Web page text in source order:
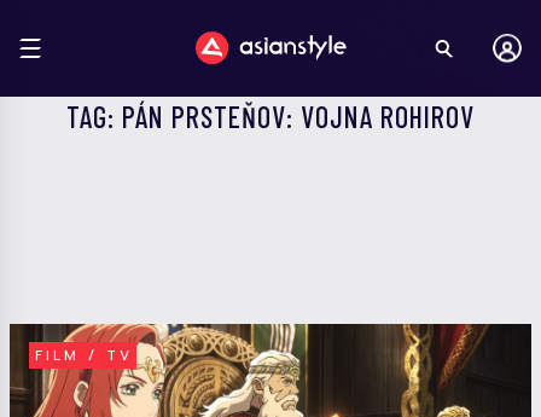
TAG: PÁN PRSTEŇOV: VOJNA ROHIROV
FILM / TV